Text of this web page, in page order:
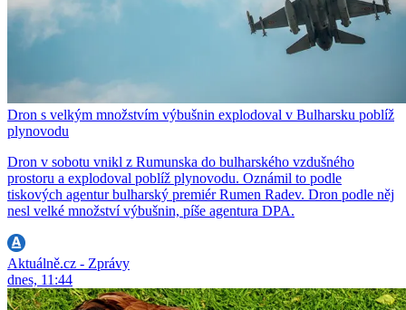
Dron s velkým množstvím výbušnin explodoval v Bulharsku poblíž
plynovodu
Dron v sobotu vnikl z Rumunska do bulharského vzdušného
prostoru a explodoval poblíž plynovodu. Oznámil to podle
tiskových agentur bulharský premiér Rumen Radev. Dron podle něj
nesl velké množství výbušnin, píše agentura DPA.
Aktuálně.cz - Zprávy
dnes, 11:44